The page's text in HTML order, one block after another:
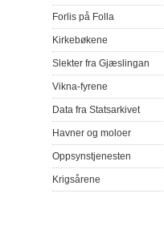
Forlis på Folla
Kirkebøkene
Slekter fra Gjæslingan
Vikna-fyrene
Data fra Statsarkivet
Havner og moloer
Oppsynstjenesten
Krigsårene